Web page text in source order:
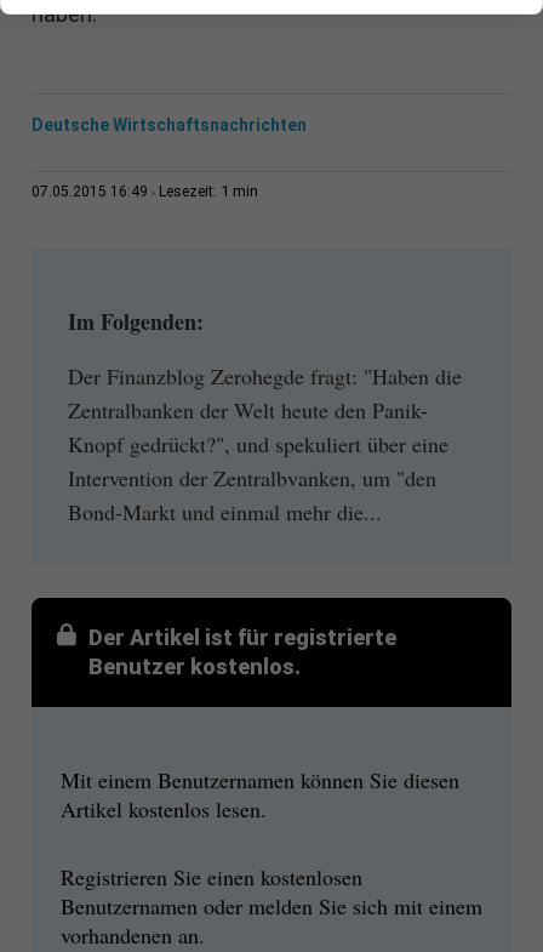
haben.
Deutsche Wirtschaftsnachrichten
07.05.2015 16:49 Lesezeit: 1 min
Im Folgenden:
Der Finanzblog Zerohegde fragt: "Haben die
Zentralbanken der Welt heute den Panik-
Knopf gedrückt?", und spekuliert über eine
Intervention der Zentralbvanken, um "den
Bond-Markt und einmal mehr die...
Der Artikel ist für registrierte
Benutzer kostenlos.
Mit einem Benutzernamen können Sie diesen
Artikel kostenlos lesen.
Registrieren Sie einen kostenlosen
Benutzernamen oder melden Sie sich mit einem
vorhandenen an.